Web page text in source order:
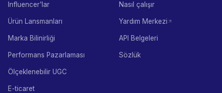
Influencer'lar
Ürün Lansmanları
Marka Bilinirliği
Performans Pazarlaması
Ölçeklenebilir UGC
E-ticaret
Nasıl çalışır
Yardım Merkezi
API Belgeleri
Sözlük